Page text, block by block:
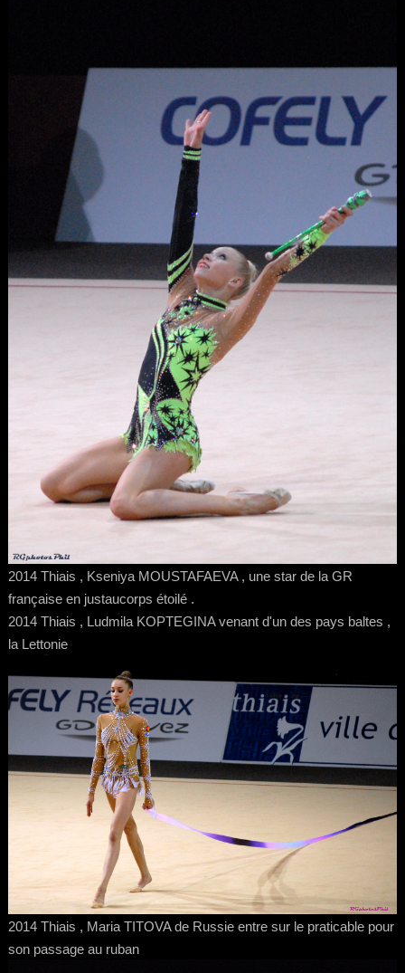
2014 Thiais , Kseniya MOUSTAFAEVA , une star de la GR
française en justaucorps étoilé .
2014 Thiais , Ludmila KOPTEGINA venant d'un des pays baltes ,
la Lettonie
2014 Thiais , Maria TITOVA de Russie entre sur le praticable pour
son passage au ruban